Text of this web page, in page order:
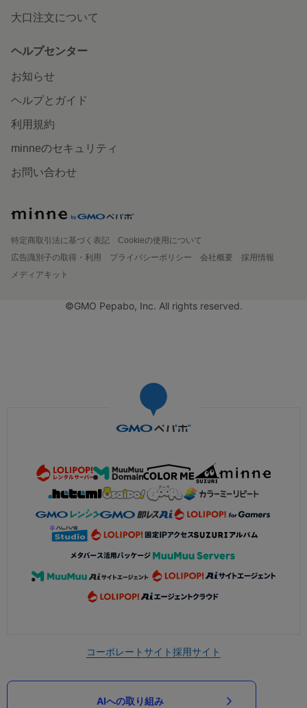
大口注文について
ヘルプセンター
お知らせ
ヘルプとガイド
利用規約
minneのセキュリティ
お問い合わせ
特定商取引法に基づく表記
Cookieの使用について
広告識別子の取得・利用
プライバシーポリシー 会社概要
採用情報
メディアキット
©GMO Pepabo, Inc. All rights reserved.
コーポレートサイト採用サイト
AIへの取り組み